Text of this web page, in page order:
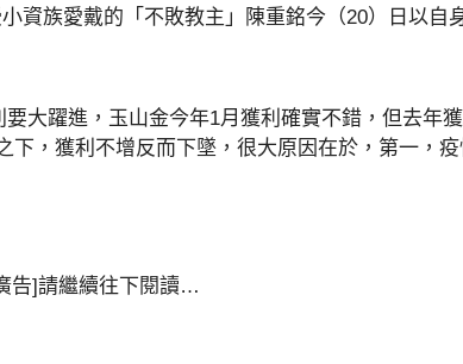
資族愛戴的「不敗教主」陳重銘今（20）日以自
大躍進，玉山金今年1月獲利確實不錯，但去年
下，獲利不增反而下墜，很大原因在於，第一，
告]請繼續往下閱讀…